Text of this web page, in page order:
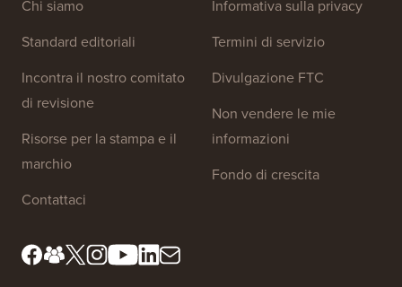
Chi siamo
Standard editoriali
Incontra il nostro comitato
di revisione
Risorse per la stampa e il
marchio
Contattaci
Informativa sulla privacy
Termini di servizio
Divulgazione FTC
Non vendere le mie
informazioni
Fondo di crescita